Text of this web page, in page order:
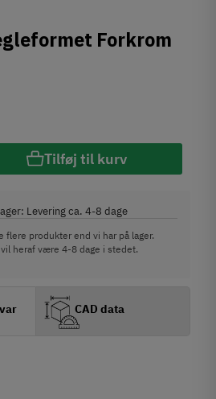
Forkrom
Tilføj til kurv
Levering ca. 4-8 dage
flere produkter end vi har på lager.
heraf være 4-8 dage i stedet.
CAD data